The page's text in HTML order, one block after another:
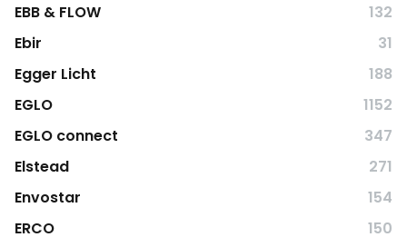
EBB & FLOW
132
Ebir
31
Egger Licht
188
EGLO
1152
EGLO connect
347
Elstead
271
Envostar
154
ERCO
150